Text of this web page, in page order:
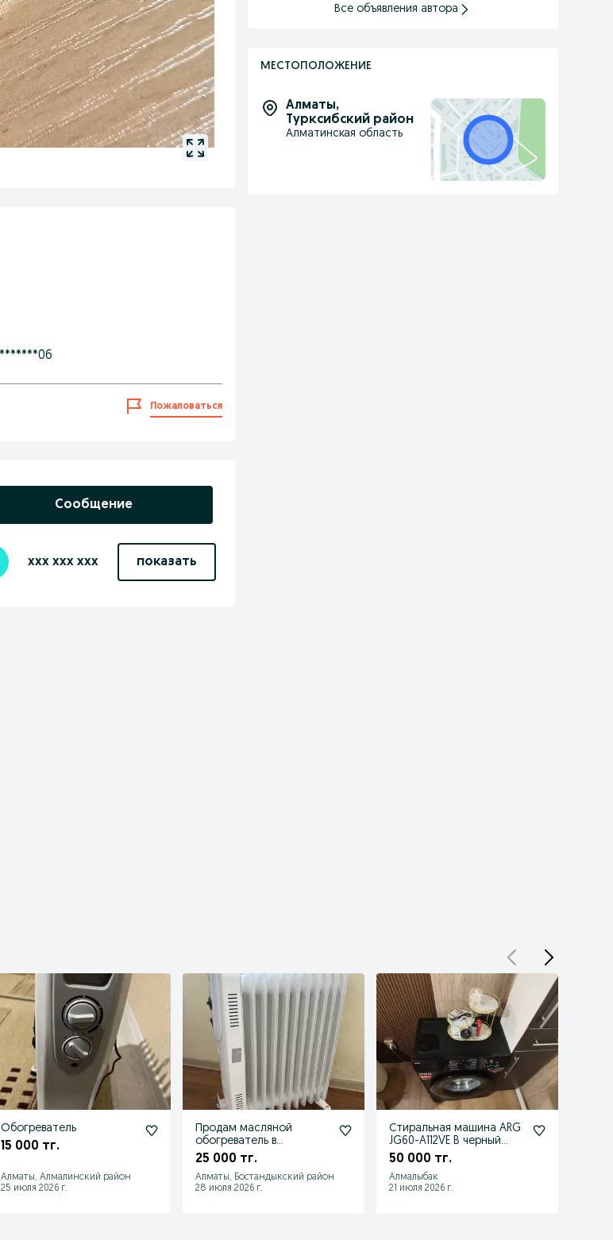
Пожаловаться
Сообщение
xxx xxx xxx показать
Все объявления автора
МЕСТОПОЛОЖЕНИЕ
Алматы,
Турксибский район
Алматинская область
Обогреватель
15 000 тг.
Алматы, Алмалинский район
25 июля 2026 г.
Продам масляной
обогреватель в
отличном состоянии
25 000 тг.
Алматы, Бостандыкский район
28 июля 2026 г.
Стиральная машина ARG
JG60-A112VE B черный
продам
50 000 тг.
Алмалыбак
21 июля 2026 г.